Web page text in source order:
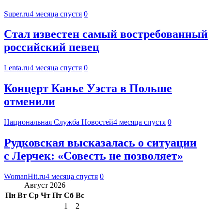
Super.ru4 месяца спустя 0
Стал известен самый востребованный
российский певец
Lenta.ru4 месяца спустя 0
Концерт Канье Уэста в Польше
отменили
Национальная Служба Новостей4 месяца спустя 0
Рудковская высказалась о ситуации
с Лерчек: «Совесть не позволяет»
WomanHit.ru4 месяца спустя 0
Август 2026
Пн Вт Ср Чт Пт Сб Вс
1
2